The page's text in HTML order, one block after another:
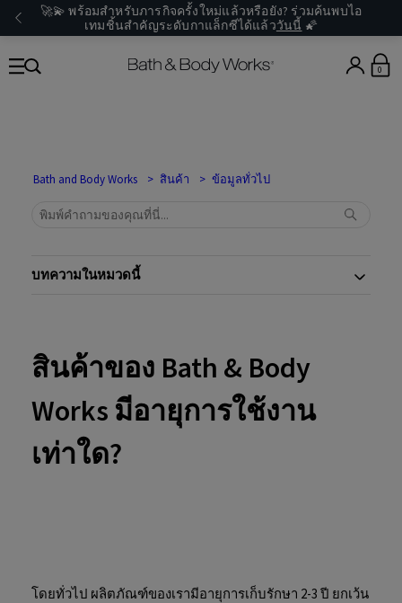
🚀💫 พร้อมสำหรับภารกิจครั้งใหม่แล้วหรือยัง? ร่วมค้นพบไอ
เทมชิ้นสำคัญระดับกาแล็กซีได้แล้ววันนี้ 🌠
0
Bath and Body Works สินค้า ข้อมูลทั่วไป
บทความในหมวดนี้
สินค้าของ Bath & Body
Works มีอายุการใช้งาน
เท่าใด?
โดยทั่วไป ผลิตภัณฑ์ของเรามีอายุการเก็บรักษา 2-3 ปี ยกเว้น